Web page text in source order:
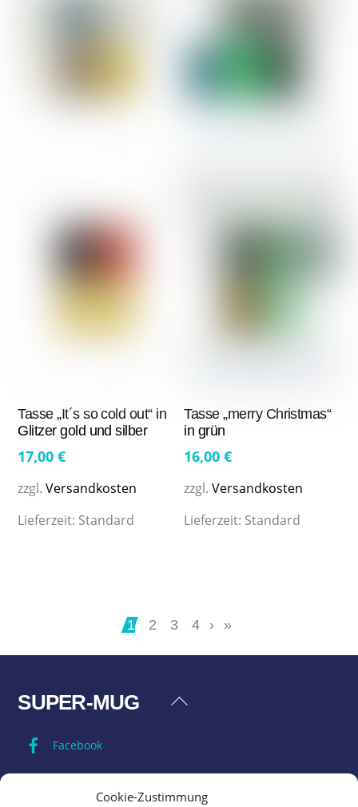
Cookie-Zustimmung
Tasse „It´s so cold out“ in
Glitzer gold und silber
17,00€
zzgl.Versandkosten
Lieferzeit: Standard
Tasse „merry Christmas“
in grün
16,00€
zzgl.Versandkosten
Lieferzeit: Standard
1 2 3 4 › »
Back
SUPER-MUG
Facebook